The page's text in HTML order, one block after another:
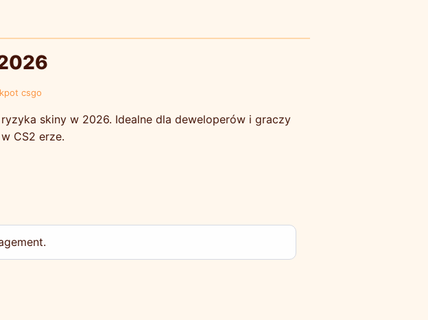
csgo
skiny w 2026. Idealne dla deweloperów i graczy
CS2 erze.